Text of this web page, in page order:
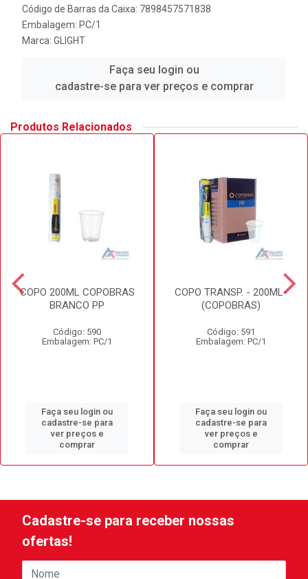
Código de Barras da Caixa: 7898457571838
Embalagem: PC/1
Marca: GLIGHT
Faça seu login ou
cadastre-se para ver preços e comprar
Produtos Relacionados
COPO 200ML COPOBRAS
BRANCO PP
Código: 590
Embalagem: PC/1
Faça seu login ou
cadastre-se para
ver preços e
comprar
COPO TRANSP. - 200ML-
(COPOBRAS)
Código: 591
Embalagem: PC/1
Faça seu login ou
cadastre-se para
ver preços e
comprar
Cadastre-se para receber nossas
ofertas!